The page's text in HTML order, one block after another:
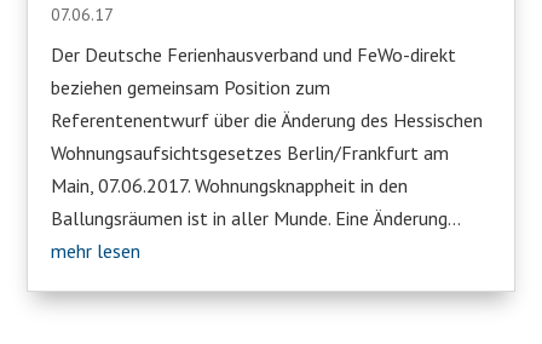
07.06.17
Der Deutsche Ferienhausverband und FeWo-direkt
beziehen gemeinsam Position zum
Referentenentwurf über die Änderung des Hessischen
Wohnungsaufsichtsgesetzes Berlin/Frankfurt am
Main, 07.06.2017. Wohnungsknappheit in den
Ballungsräumen ist in aller Munde. Eine Änderung...
mehr lesen